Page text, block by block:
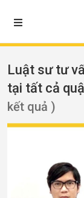
Luật sư tư
tại tất cả
kết quả )